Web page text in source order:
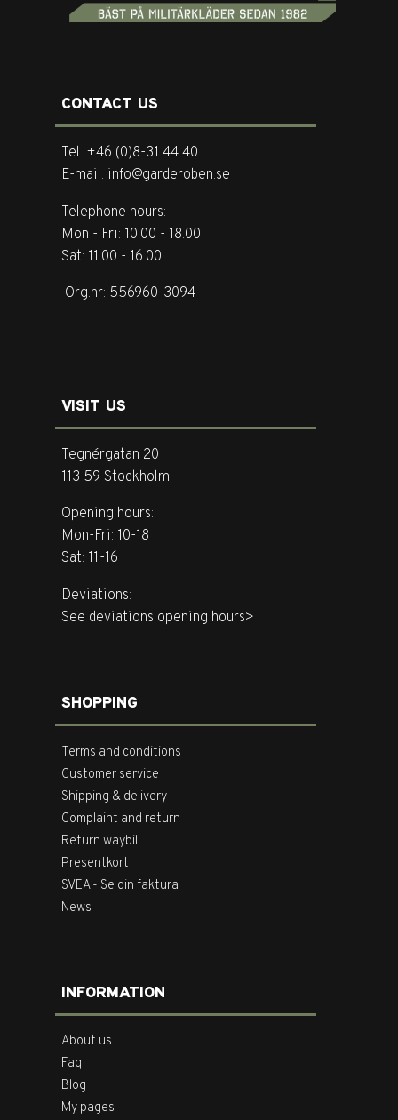
CONTACT US
Tel. +46 (0)8-31 44 40
E-mail. info@garderoben.se
Telephone hours:
Mon - Fri: 10.00 - 18.00
Sat: 11.00 - 16.00
Org.nr: 556960-3094
VISIT US
Tegnérgatan 20
113 59 Stockholm
Opening hours:
Mon-Fri: 10-18
Sat: 11-16
Deviations:
See deviations opening hours>
SHOPPING
Terms and conditions
Customer service
Shipping & delivery
Complaint and return
Return waybill
Presentkort
SVEA - Se din faktura
News
INFORMATION
About us
Faq
Blog
My pages